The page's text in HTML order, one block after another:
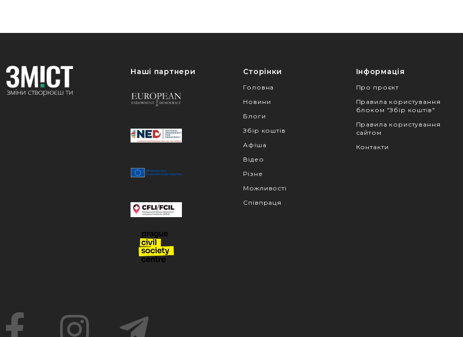
Наші партнери Сторінки
Головна
Новини
Блоги
Збір коштів
Афіша
Відео
Різне
Можливості
Співпраця
Інформація
Про проєкт
Правила користування
блоком "Збір коштів"
Правила користування
сайтом
Контакти